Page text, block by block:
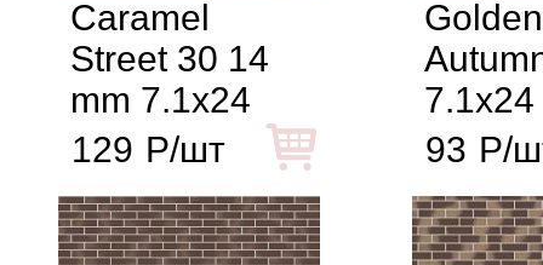
Caramel
Street 30 14
mm 7.1x24
129 Р/шт
Golden
7.1x24
93 Р/